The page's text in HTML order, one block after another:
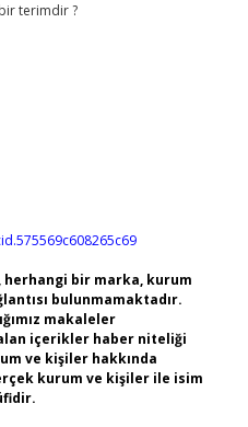
terimdir ?
bir marka, kurum
bulunmamaktadır.
makaleler
içerikler haber niteliği
ve kişiler hakkında
kurum ve kişiler ile isim